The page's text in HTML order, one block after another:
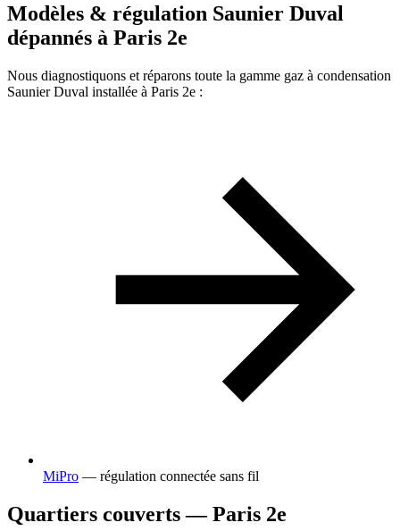
Modèles & régulation Saunier Duval
dépannés à Paris 2e
Nous diagnostiquons et réparons toute la gamme gaz à condensation
Saunier Duval installée à Paris 2e :
MiPro — régulation connectée sans fil
Quartiers couverts — Paris 2e